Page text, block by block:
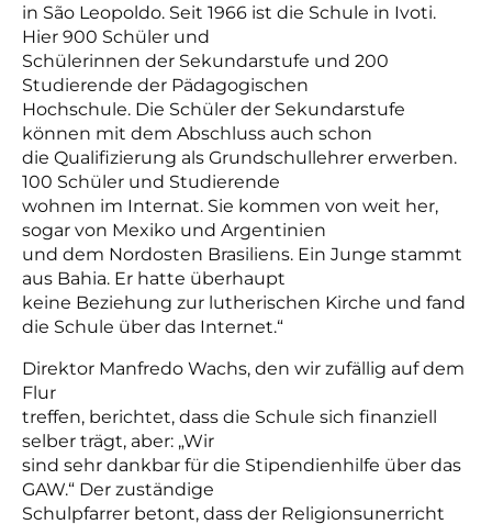
in São Leopoldo. Seit 1966 ist die Schule in Ivoti.
Hier 900 Schüler und
Schülerinnen der Sekundarstufe und 200
Studierende der Pädagogischen
Hochschule. Die Schüler der Sekundarstufe
können mit dem Abschluss auch schon
die Qualifizierung als Grundschullehrer erwerben.
100 Schüler und Studierende
wohnen im Internat. Sie kommen von weit her,
sogar von Mexiko und Argentinien
und dem Nordosten Brasiliens. Ein Junge stammt
aus Bahia. Er hatte überhaupt
keine Beziehung zur lutherischen Kirche und fand
die Schule über das Internet.“
Direktor Manfredo Wachs, den wir zufällig auf dem
Flur
treffen, berichtet, dass die Schule sich finanziell
selber trägt, aber: „Wir
sind sehr dankbar für die Stipendienhilfe über das
GAW.“ Der zuständige
Schulpfarrer betont, dass der Religionsunerricht